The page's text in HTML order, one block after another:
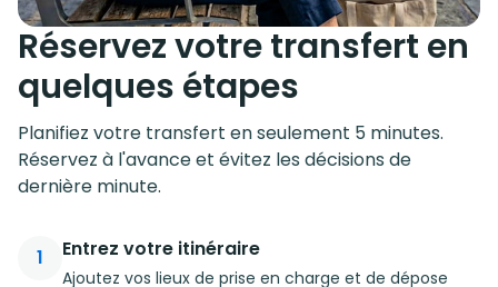
Réservez votre transfert en
quelques étapes
Planifiez votre transfert en seulement 5 minutes.
Réservez à l'avance et évitez les décisions de
dernière minute.
1 Entrez votre itinéraire
Ajoutez vos lieux de prise en charge et de dépose